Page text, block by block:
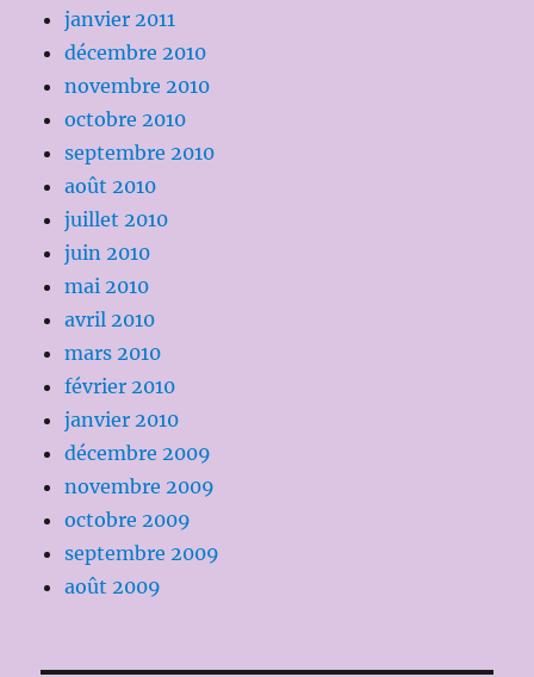
janvier 2011
décembre 2010
novembre 2010
octobre 2010
septembre 2010
août 2010
juillet 2010
juin 2010
mai 2010
avril 2010
mars 2010
février 2010
janvier 2010
décembre 2009
novembre 2009
octobre 2009
septembre 2009
août 2009